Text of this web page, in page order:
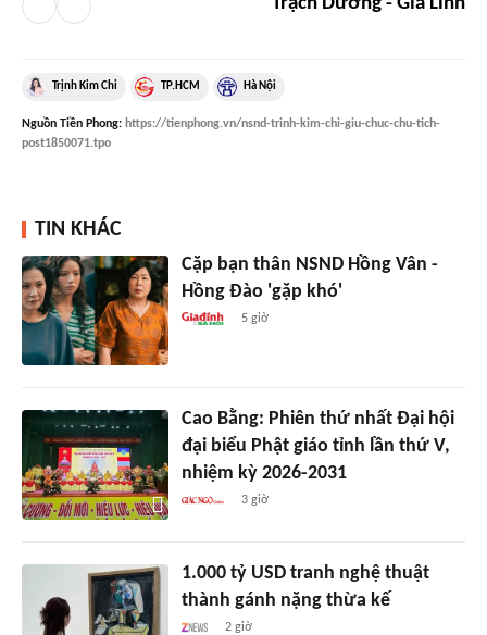
Trịnh Kim Chi TP.HCM Hà Nội
Nguồn Tiền Phong: https://tienphong.vn/nsnd-trinh-kim-chi-giu-chuc-chu-tich-
post1850071.tpo
TIN KHÁC
Cặp bạn thân NSND Hồng Vân -
Hồng Đào 'gặp khó'
5 giờ
Cao Bằng: Phiên thứ nhất Đại hội
đại biểu Phật giáo tỉnh lần thứ V,
nhiệm kỳ 2026-2031
3 giờ
1.000 tỷ USD tranh nghệ thuật
thành gánh nặng thừa kế
2 giờ